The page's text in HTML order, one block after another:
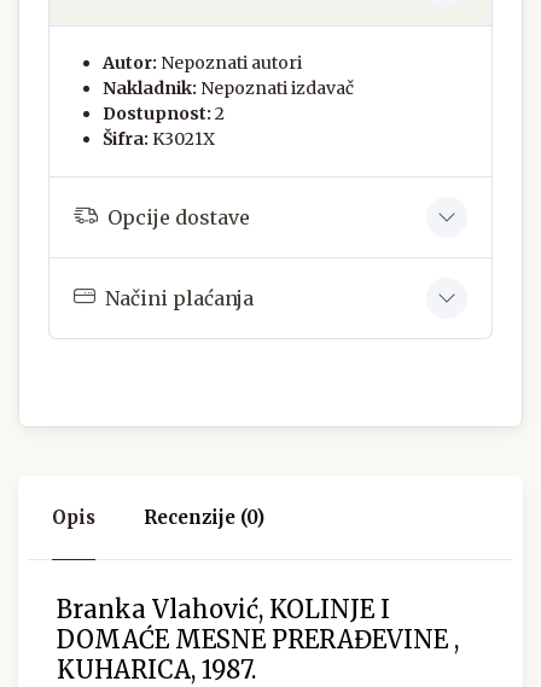
Autor: Nepoznati autori
Nakladnik: Nepoznati izdavač
Dostupnost: 2
Šifra: K3021X
Opcije dostave
Načini plaćanja
Opis Recenzije (0)
Branka Vlahović, KOLINJE I
DOMAĆE MESNE PRERAĐEVINE ,
KUHARICA, 1987.